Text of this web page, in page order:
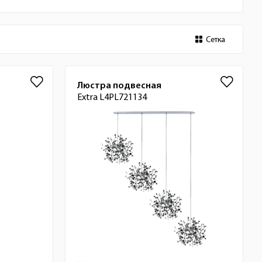
Сетка
Люстра подвесная
Extra L4PL721134